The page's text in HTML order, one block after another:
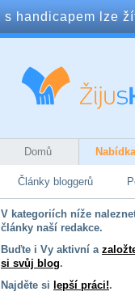
s handicapem lze
Domů
Články bloggerů
V kategoriích níže
články naší redakce.
Buďte i Vy aktivní a
si svůj blog.
Najděte si lepší práci!.